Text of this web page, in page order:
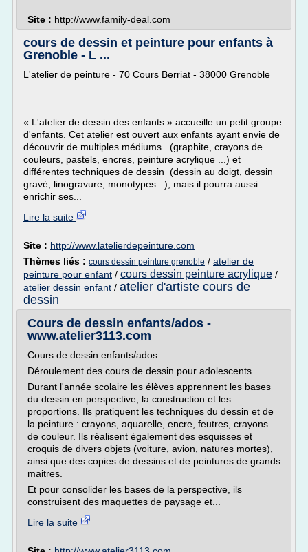
Site : http://www.family-deal.com
cours de dessin et peinture pour enfants à
Grenoble - L ...
L'atelier de peinture - 70 Cours Berriat - 38000 Grenoble
« L'atelier de dessin des enfants » accueille un petit groupe
d'enfants. Cet atelier est ouvert aux enfants ayant envie de
découvrir de multiples médiums (graphite, crayons de
couleurs, pastels, encres, peinture acrylique ...) et
différentes techniques de dessin (dessin au doigt, dessin
gravé, linogravure, monotypes...), mais il pourra aussi
enrichir ses...
Lire la suite
Site : http://www.latelierdepeinture.com
Thèmes liés : cours dessin peinture grenoble / atelier de
peinture pour enfant / cours dessin peinture acrylique /
atelier dessin enfant / atelier d'artiste cours de
dessin
Cours de dessin enfants/ados -
www.atelier3113.com
Cours de dessin enfants/ados
Déroulement des cours de dessin pour adolescents
Durant l'année scolaire les élèves apprennent les bases
du dessin en perspective, la construction et les
proportions. Ils pratiquent les techniques du dessin et de
la peinture : crayons, aquarelle, encre, feutres, crayons
de couleur. Ils réalisent également des esquisses et
croquis de divers objets (voiture, avion, natures mortes),
ainsi que des copies de dessins et de peintures de grands
maitres.
Et pour consolider les bases de la perspective, ils
construisent des maquettes de paysage et...
Lire la suite